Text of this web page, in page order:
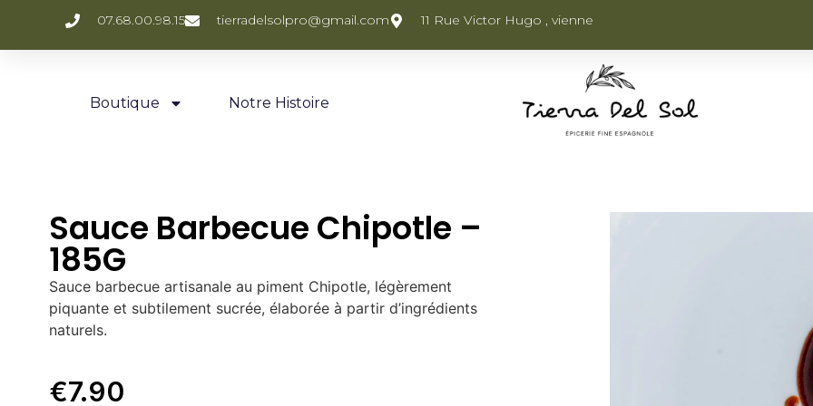
07.68.00.98.15 tierradelsolpro@gmail.com 11 Rue Victor Hugo , vienne
Boutique Notre Histoire
Sauce Barbecue Chipotle –
185G
Sauce barbecue artisanale au piment Chipotle, légèrement
piquante et subtilement sucrée, élaborée à partir d’ingrédients
naturels.
€7.90